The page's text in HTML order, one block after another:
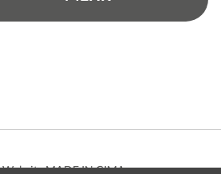
WebsiteMADE IN CIMA